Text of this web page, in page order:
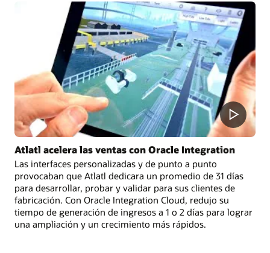
Atlatl acelera las ventas con Oracle Integration
Las interfaces personalizadas y de punto a punto
provocaban que Atlatl dedicara un promedio de 31 días
para desarrollar, probar y validar para sus clientes de
fabricación. Con Oracle Integration Cloud, redujo su
tiempo de generación de ingresos a 1 o 2 días para lograr
una ampliación y un crecimiento más rápidos.